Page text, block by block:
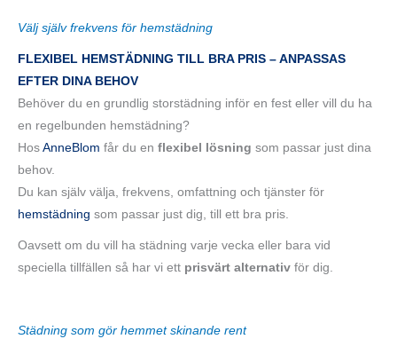
Välj själv frekvens för hemstädning
FLEXIBEL HEMSTÄDNING TILL BRA PRIS – ANPASSAS
EFTER DINA BEHOV
Behöver du en grundlig storstädning inför en fest eller vill du ha
en regelbunden hemstädning?
Hos AnneBlom får du en flexibel lösning som passar just dina
behov.
Du kan själv välja, frekvens, omfattning och tjänster för
hemstädning som passar just dig, till ett bra pris.
Oavsett om du vill ha städning varje vecka eller bara vid
speciella tillfällen så har vi ett prisvärt alternativ för dig.
Städning som gör hemmet skinande rent